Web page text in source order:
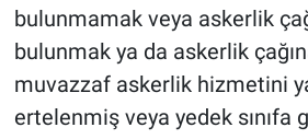
bulunmamak veya askerlik
bulunmak ya da askerlik
muvazzaf askerlik hizmetini
ertelenmiş veya yedek sınıfa